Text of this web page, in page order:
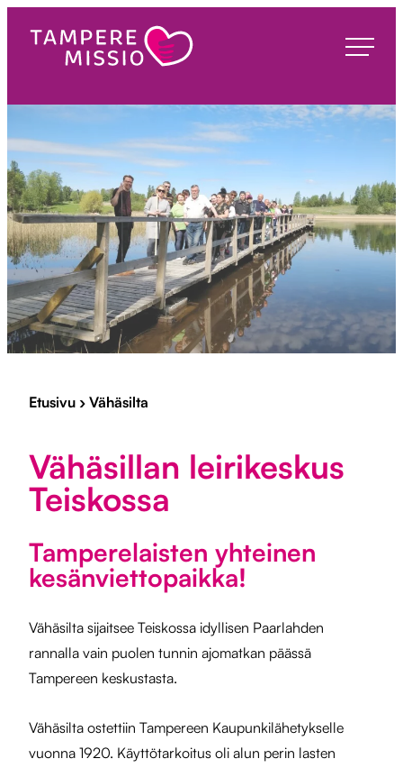
suoraan
sisältöön
TampereMissio
Etusivu › Vähäsilta
Vähäsillan leirikeskus
Teiskossa
Tamperelaisten yhteinen
kesänviettopaikka!
Vähäsilta sijaitsee Teiskossa idyllisen Paarlahden
rannalla vain puolen tunnin ajomatkan päässä
Tampereen keskustasta.
Vähäsilta ostettiin Tampereen Kaupunkilähetykselle
vuonna 1920. Käyttötarkoitus oli alun perin lasten